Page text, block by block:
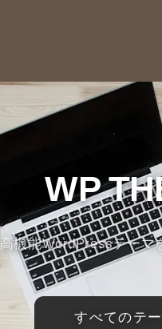
WP
高機能WordPressテーマ
すべてのテ